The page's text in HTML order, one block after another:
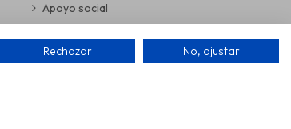
Apoyo social
Rechazar No, ajustar